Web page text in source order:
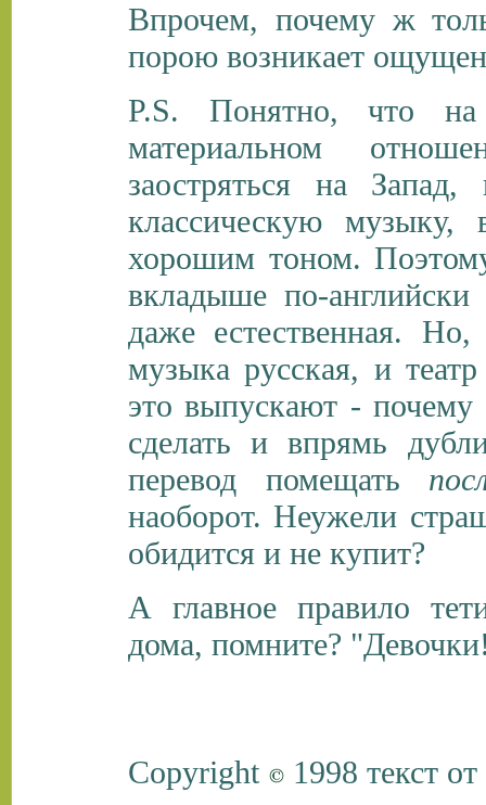
Впрочем, почему ж
порою возникает
P.S. Понятно, что на
материальном
заостряться на
классическую
хорошим тоном.
вкладыше по-
даже естественная.
музыка русская, и
это выпускают - почему
сделать и впрямь
перевод помещать
наоборот. Неужели
обидится и не купит?
А главное правило
дома, помните?
Copyright 1998 текст от